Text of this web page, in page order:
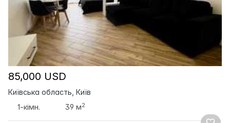
85,000 USD
Київська область, Київ
1-кімн.
39 м2